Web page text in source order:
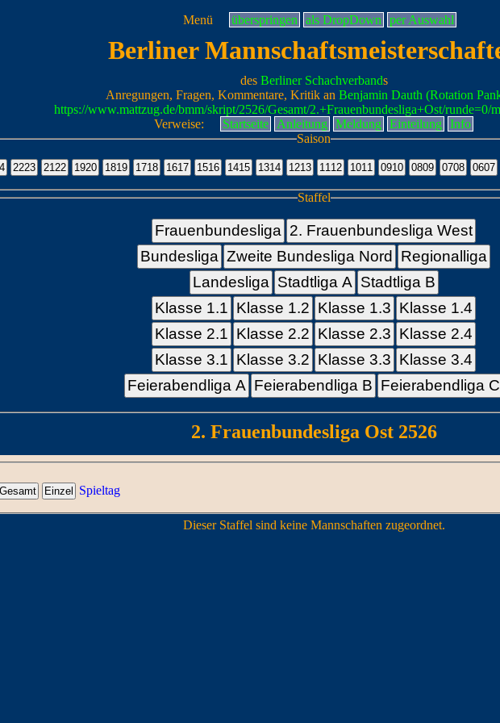
Menü überspringen als DropDown per Auswahl
Berliner
des Berliner Schachverbands
Anregungen, Fragen, Kommentare, Kritik an Benjamin Dauth (Rotation
https://www.mattzug.de/bmm/skript/2526/Gesamt/2.+Frauenbundesliga+Ost/runde=0/
Verweise:
Startseite Anleitung Meldung Einteilung
Info
Saison
Staffel
Frauenbundesliga 2. Frauenbundesliga West
Bundesliga Zweite Bundesliga Nord
Regionalliga
Landesliga Stadtliga A Stadtliga B
Klasse 1.1 Klasse 1.2 Klasse 1.3 Klasse 1.4
Klasse 2.1 Klasse 2.2 Klasse 2.3 Klasse 2.4
Klasse 3.1 Klasse 3.2 Klasse 3.3 Klasse 3.4
Feierabendliga A Feierabendliga B Feierabendliga C
2. Frauenbundesliga Ost 2526
Spieltag
Dieser Staffel sind keine Mannschaften zugeordnet.